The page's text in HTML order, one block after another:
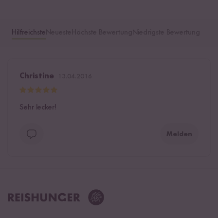
Hilfreichste
Christine
Sehr lecker!
Melden